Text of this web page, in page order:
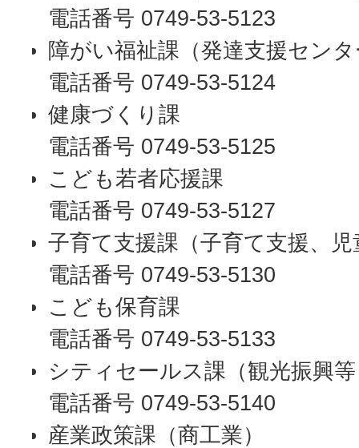
電話番号 0749-53-5123
障がい福祉課（発達支援セン
電話番号 0749-53-5124
健康づくり課
電話番号 0749-53-5125
こども若者応援課
電話番号 0749-53-5127
子育て支援課（子育て支援、
電話番号 0749-53-5130
こども保育課
電話番号 0749-53-5133
シティセールス課（観光振興
電話番号 0749-53-5140
産業政策課（商工業）